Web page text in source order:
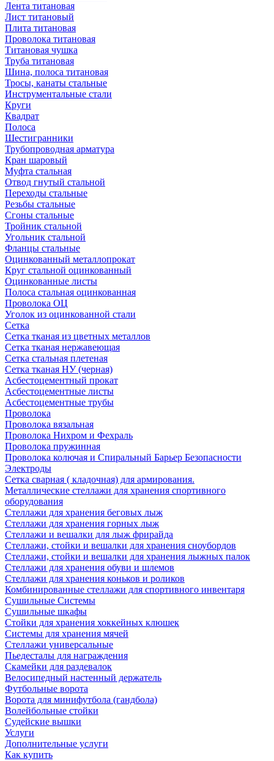
Лента титановая
Лист титановый
Плита титановая
Проволока титановая
Титановая чушка
Труба титановая
Шина, полоса титановая
Тросы, канаты стальные
Инструментальные стали
Круги
Квадрат
Полоса
Шестигранники
Трубопроводная арматура
Кран шаровый
Муфта стальная
Отвод гнутый стальной
Переходы стальные
Резьбы стальные
Сгоны стальные
Тройник стальной
Угольник стальной
Фланцы стальные
Оцинкованный металлопрокат
Круг стальной оцинкованный
Оцинкованные листы
Полоса стальная оцинкованная
Проволока ОЦ
Уголок из оцинкованной стали
Сетка
Сетка тканая из цветных металлов
Сетка тканая нержавеющая
Сетка стальная плетеная
Сетка тканая НУ (черная)
Асбестоцементный прокат
Асбестоцементные листы
Асбестоцементные трубы
Проволока
Проволока вязальная
Проволока Нихром и Фехраль
Проволока пружинная
Проволока колючая и Спиральный Барьер Безопасности
Электроды
Сетка сварная ( кладочная) для армирования.
Металлические стеллажи для хранения спортивного
оборудования
Стеллажи для хранения беговых лыж
Стеллажи для хранения горных лыж
Стеллажи и вешалки для лыж фрирайда
Стеллажи, стойки и вешалки для хранения сноубордов
Стеллажи, стойки и вешалки для хранения лыжных палок
Стеллажи для хранения обуви и шлемов
Стеллажи для хранения коньков и роликов
Комбинированные стеллажи для спортивного инвентаря
Сушильные Системы
Сушильные шкафы
Стойки для хранения хоккейных клюшек
Системы для хранения мячей
Стеллажи универсальные
Пьедесталы для награждения
Скамейки для раздевалок
Велосипедный настенный держатель
Футбольные ворота
Ворота для минифутбола (гандбола)
Волейбольные стойки
Судейские вышки
Услуги
Дополнительные услуги
Как купить